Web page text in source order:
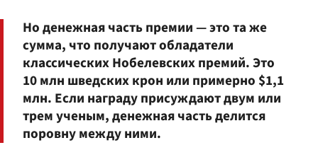
Но денежная часть премии — это та же
сумма, что получают обладатели
классических Нобелевских премий. Это
10 млн шведских крон или примерно $1,1
млн. Если награду присуждают двум или
трем ученым, денежная часть делится
поровну между ними.